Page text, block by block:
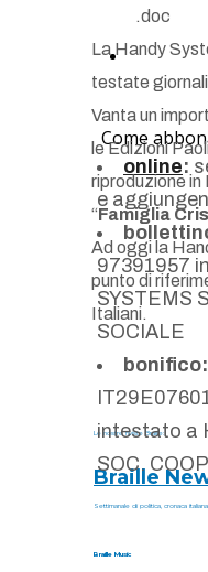
.doc
La Handy
testate
Vanta un
le Edizioni
riproduzione in
“Famiglia
Ad oggi la
punto di
Italiani.
Come
online:
e
97391957
SYSTEMS
SOCIALE
intestato a
SOC.
compila
ricevere
Le nostre riviste Braille:
Braille
Settimanale di politica, cronaca
Braille Music